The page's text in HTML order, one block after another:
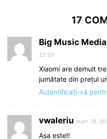
17
Big Music
22:20
Xiaomi are demult
jumătate din prețul
Autentificați-vă
vwaleriu mart. 18,
Asa este!!